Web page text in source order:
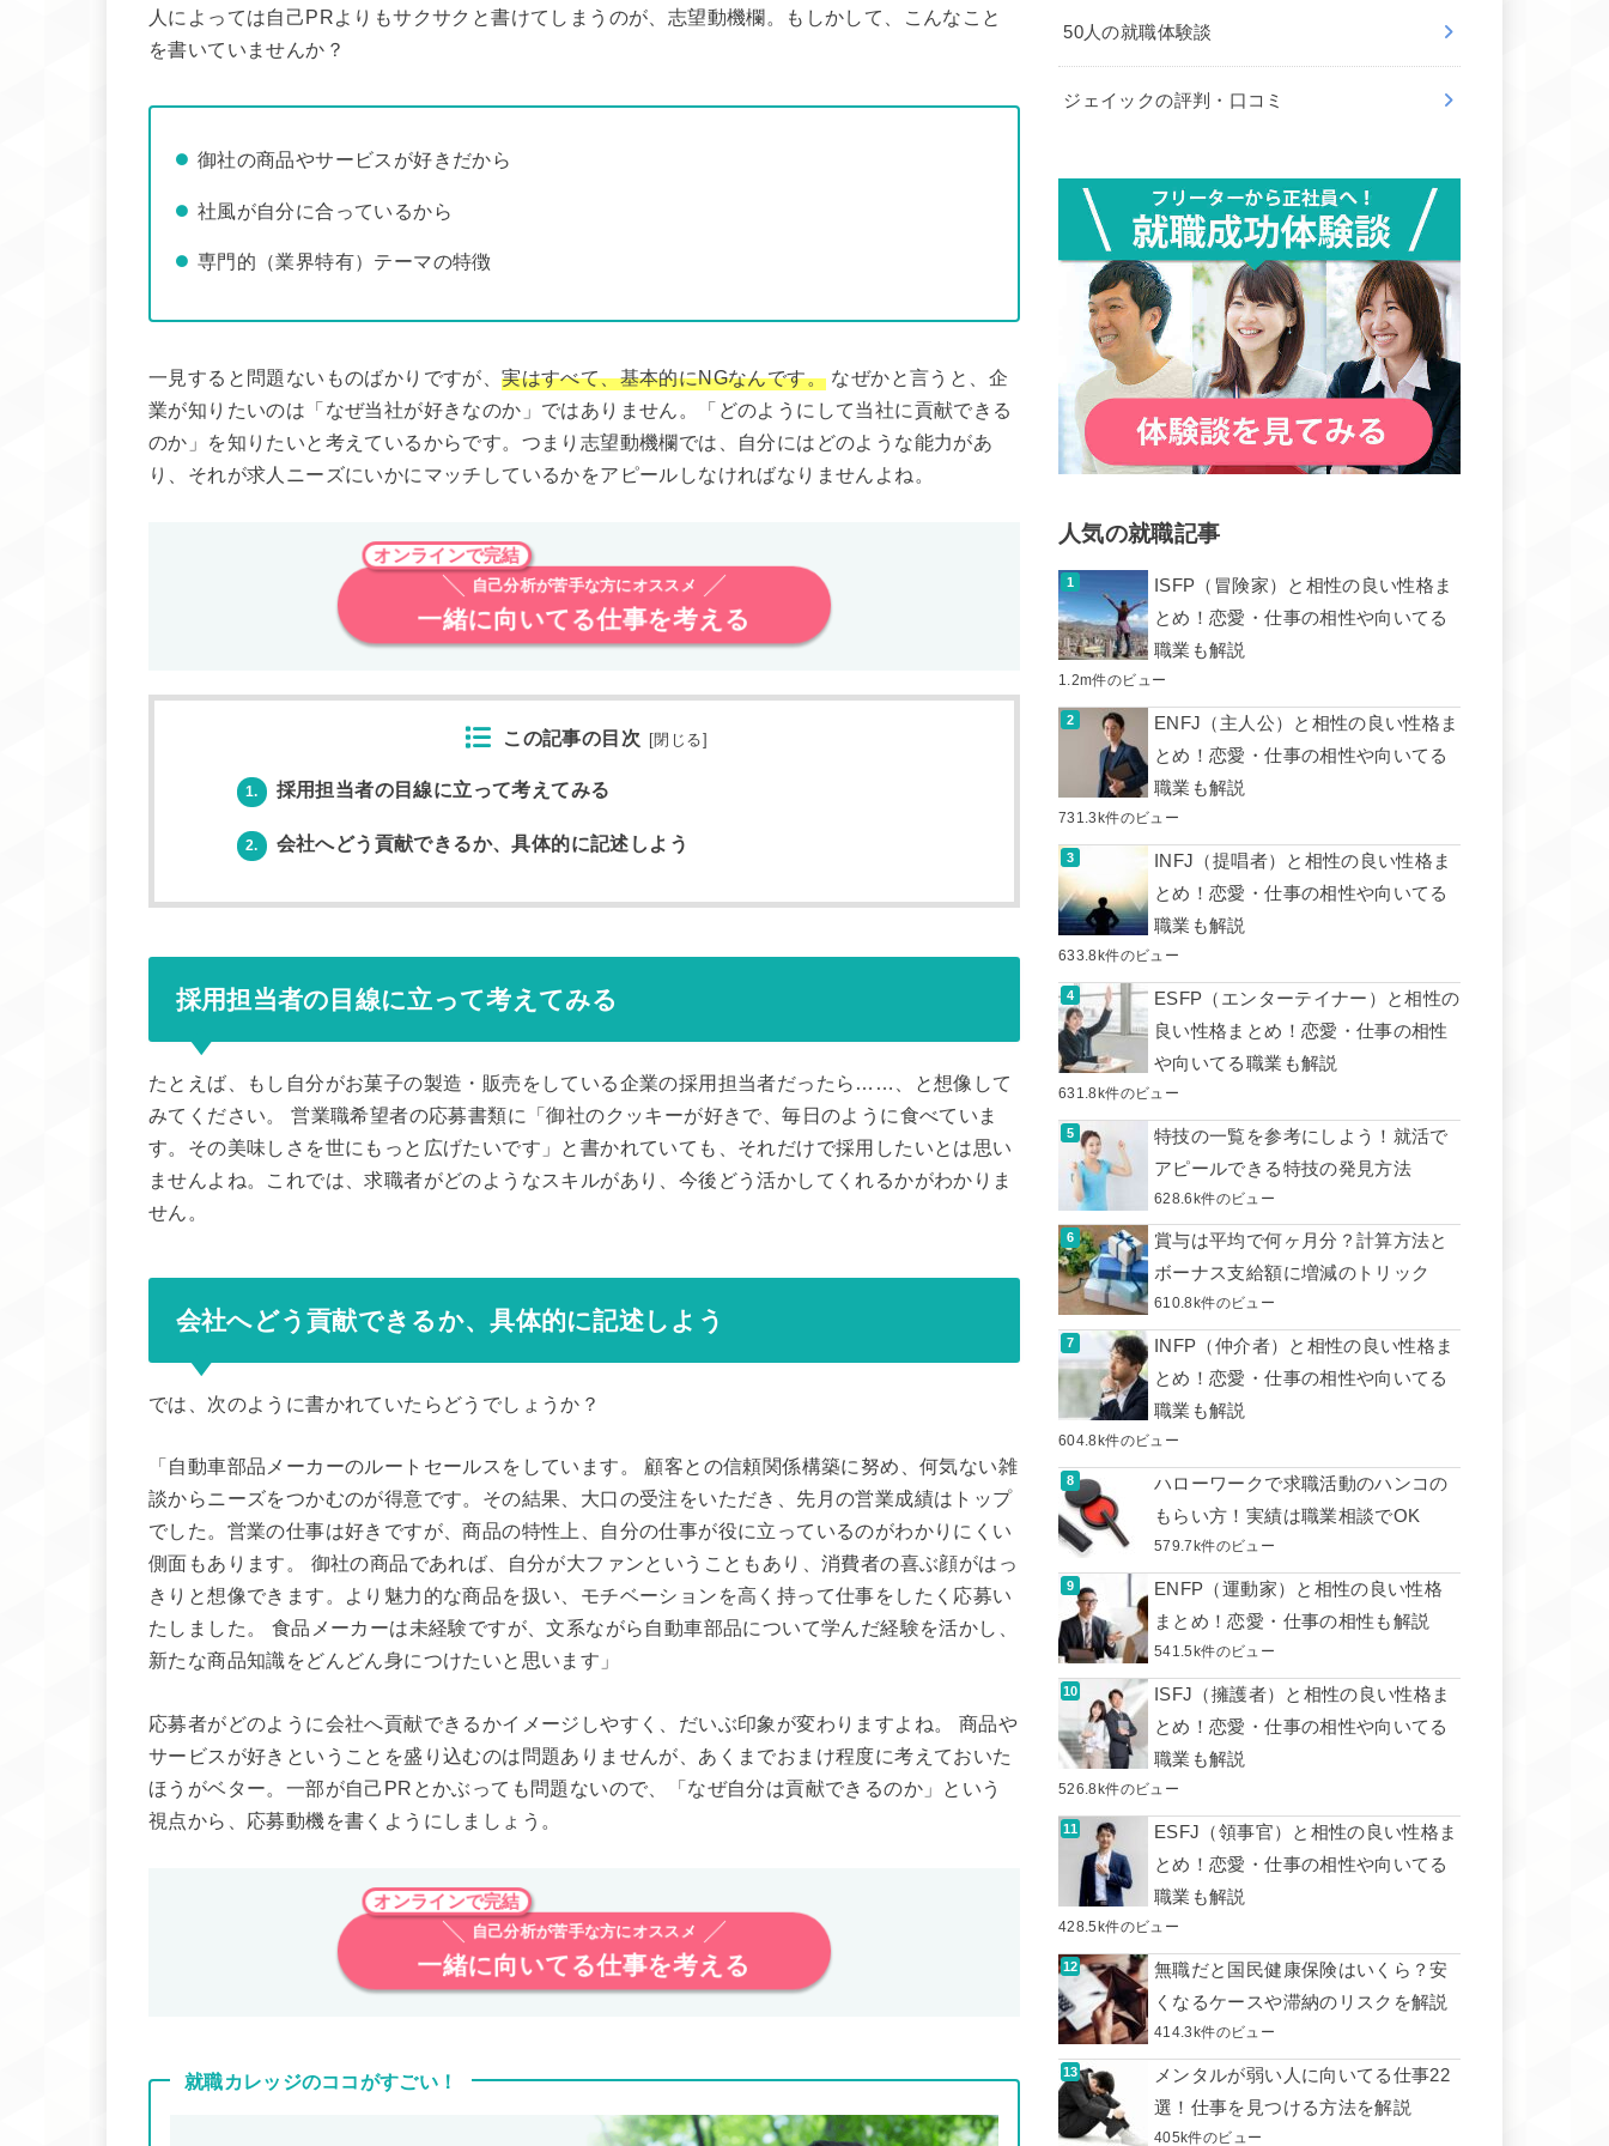
人によっては自己PRよりもサクサクと書けてしまうのが、志望動機欄。もしかして、こんなこと
を書いていませんか？
御社の商品やサービスが好きだから
社風が自分に合っているから
専門的（業界特有）テーマの特徴
一見すると問題ないものばかりですが、実はすべて、基本的にNGなんです。 なぜかと言うと、企
業が知りたいのは「なぜ当社が好きなのか」ではありません。「どのようにして当社に貢献できる
のか」を知りたいと考えているからです。つまり志望動機欄では、自分にはどのような能力があ
り、それが求人ニーズにいかにマッチしているかをアピールしなければなりませんよね。
オンラインで完結
自己分析が苦手な方にオススメ
一緒に向いてる仕事を考える
この記事の目次 [閉じる]
1. 採用担当者の目線に立って考えてみる
2. 会社へどう貢献できるか、具体的に記述しよう
採用担当者の目線に立って考えてみる
たとえば、もし自分がお菓子の製造・販売をしている企業の採用担当者だったら……、と想像して
みてください。 営業職希望者の応募書類に「御社のクッキーが好きで、毎日のように食べていま
す。その美味しさを世にもっと広げたいです」と書かれていても、それだけで採用したいとは思い
ませんよね。これでは、求職者がどのようなスキルがあり、今後どう活かしてくれるかがわかりま
せん。
会社へどう貢献できるか、具体的に記述しよう
では、次のように書かれていたらどうでしょうか？
「自動車部品メーカーのルートセールスをしています。 顧客との信頼関係構築に努め、何気ない雑
談からニーズをつかむのが得意です。その結果、大口の受注をいただき、先月の営業成績はトップ
でした。営業の仕事は好きですが、商品の特性上、自分の仕事が役に立っているのがわかりにくい
側面もあります。 御社の商品であれば、自分が大ファンということもあり、消費者の喜ぶ顔がはっ
きりと想像できます。より魅力的な商品を扱い、モチベーションを高く持って仕事をしたく応募い
たしました。 食品メーカーは未経験ですが、文系ながら自動車部品について学んだ経験を活かし、
新たな商品知識をどんどん身につけたいと思います」
応募者がどのように会社へ貢献できるかイメージしやすく、だいぶ印象が変わりますよね。 商品や
サービスが好きということを盛り込むのは問題ありませんが、あくまでおまけ程度に考えておいた
ほうがベター。一部が自己PRとかぶっても問題ないので、「なぜ自分は貢献できるのか」という
視点から、応募動機を書くようにしましょう。
オンラインで完結
自己分析が苦手な方にオススメ
一緒に向いてる仕事を考える
就職カレッジのココがすごい！
50人の就職体験談
ジェイックの評判・口コミ
人気の就職記事
ISFP（冒険家）と相性の良い性格ま
とめ！恋愛・仕事の相性や向いてる
職業も解説
1.2m件のビュー
ENFJ（主人公）と相性の良い性格ま
とめ！恋愛・仕事の相性や向いてる
職業も解説
731.3k件のビュー
INFJ（提唱者）と相性の良い性格ま
とめ！恋愛・仕事の相性や向いてる
職業も解説
633.8k件のビュー
ESFP（エンターテイナー）と相性の
良い性格まとめ！恋愛・仕事の相性
や向いてる職業も解説
631.8k件のビュー
特技の一覧を参考にしよう！就活で
アピールできる特技の発見方法
628.6k件のビュー
賞与は平均で何ヶ月分？計算方法と
ボーナス支給額に増減のトリック
610.8k件のビュー
INFP（仲介者）と相性の良い性格ま
とめ！恋愛・仕事の相性や向いてる
職業も解説
604.8k件のビュー
ハローワークで求職活動のハンコの
もらい方！実績は職業相談でOK
579.7k件のビュー
ENFP（運動家）と相性の良い性格
まとめ！恋愛・仕事の相性も解説
541.5k件のビュー
ISFJ（擁護者）と相性の良い性格ま
とめ！恋愛・仕事の相性や向いてる
職業も解説
526.8k件のビュー
ESFJ（領事官）と相性の良い性格ま
とめ！恋愛・仕事の相性や向いてる
職業も解説
428.5k件のビュー
無職だと国民健康保険はいくら？安
くなるケースや滞納のリスクを解説
414.3k件のビュー
メンタルが弱い人に向いてる仕事22
選！仕事を見つける方法を解説
405k件のビュー